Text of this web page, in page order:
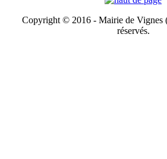
Copyright © 2016 - Mairie de Vignes
réservés.